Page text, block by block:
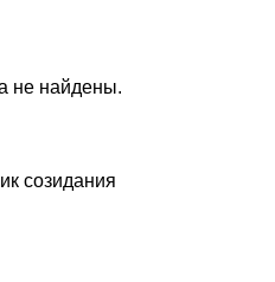
не найдены.
созидания